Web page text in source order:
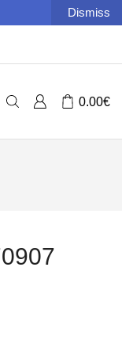
Dismiss
0.00€